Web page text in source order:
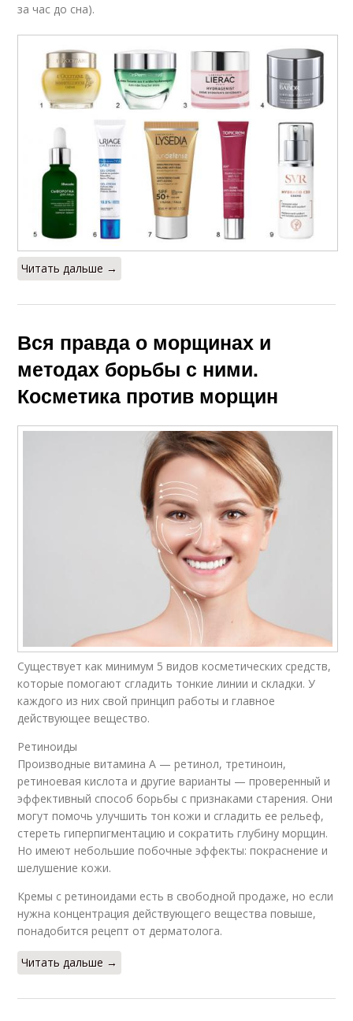
за час до сна).
Читать дальше →
Вся правда о морщинах и
методах борьбы с ними.
Косметика против морщин
Существует как минимум 5 видов косметических средств,
которые помогают сгладить тонкие линии и складки. У
каждого из них свой принцип работы и главное
действующее вещество.
Ретиноиды
Производные витамина А — ретинол, третиноин,
ретиноевая кислота и другие варианты — проверенный и
эффективный способ борьбы с признаками старения. Они
могут помочь улучшить тон кожи и сгладить ее рельеф,
стереть гиперпигментацию и сократить глубину морщин.
Но имеют небольшие побочные эффекты: покраснение и
шелушение кожи.
Кремы с ретиноидами есть в свободной продаже, но если
нужна концентрация действующего вещества повыше,
понадобится рецепт от дерматолога.
Читать дальше →